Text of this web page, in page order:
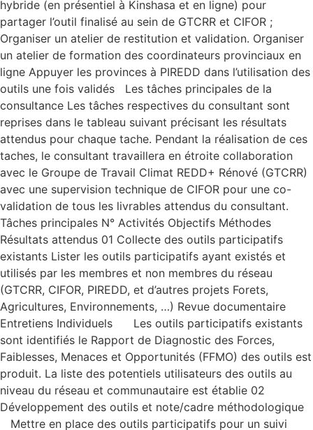
hybride (en présentiel à Kinshasa et en ligne) pour
partager l’outil finalisé au sein de GTCRR et CIFOR ;
Organiser un atelier de restitution et validation. Organiser
un atelier de formation des coordinateurs provinciaux en
ligne Appuyer les provinces à PIREDD dans l’utilisation des
outils une fois validés Les tâches principales de la
consultance Les tâches respectives du consultant sont
reprises dans le tableau suivant précisant les résultats
attendus pour chaque tache. Pendant la réalisation de ces
taches, le consultant travaillera en étroite collaboration
avec le Groupe de Travail Climat REDD+ Rénové (GTCRR)
avec une supervision technique de CIFOR pour une co-
validation de tous les livrables attendus du consultant.
Tâches principales N° Activités Objectifs Méthodes
Résultats attendus 01 Collecte des outils participatifs
existants Lister les outils participatifs ayant existés et
utilisés par les membres et non membres du réseau
(GTCRR, CIFOR, PIREDD, et d’autres projets Forets,
Agricultures, Environnements, …) Revue documentaire
Entretiens Individuels Les outils participatifs existants
sont identifiés le Rapport de Diagnostic des Forces,
Faiblesses, Menaces et Opportunités (FFMO) des outils est
produit. La liste des potentiels utilisateurs des outils au
niveau du réseau et communautaire est établie 02
Développement des outils et note/cadre méthodologique
Mettre en place des outils participatifs pour un suivi